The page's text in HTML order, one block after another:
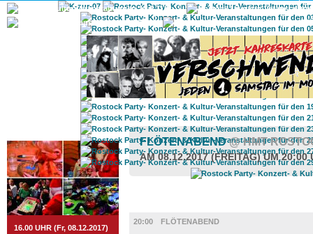
KULTUR
GAY
ROSTOCK TAGESTIPP
16.00 UHR (Fr, 08.12.2017)
FLÖTENABEND@ HMT
AM 08.12.2017 (FREITAG) UM 20:00
20:00
FLÖTENABEND